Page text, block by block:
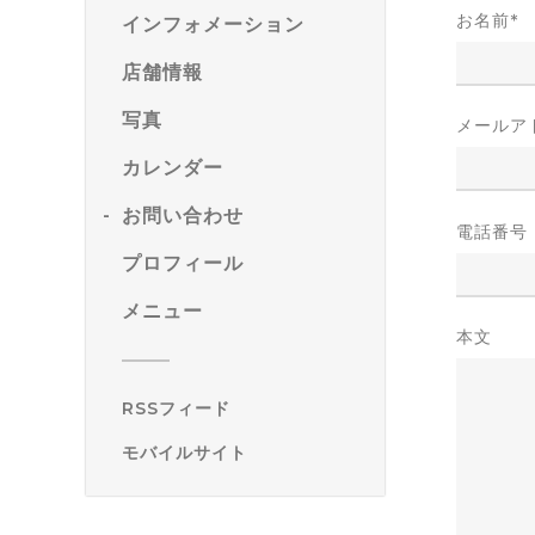
インフォメーション
店舗情報
写真
カレンダー
お問い合わせ
プロフィール
メニュー
RSSフィード
モバイルサイト
お名前*
メールア
電話番号
本文